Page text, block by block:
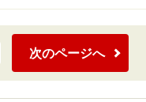
次のページへ